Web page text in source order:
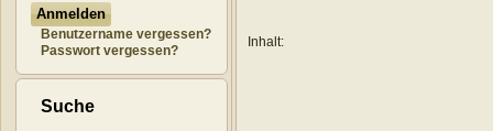
Anmelden
Benutzername vergessen?
Passwort vergessen?
Suche
Inhalt: